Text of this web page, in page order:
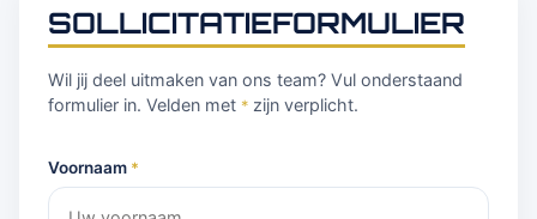
SOLLICITATIEFORMULIER
Wil jij deel uitmaken van ons team? Vul onderstaand
formulier in. Velden met * zijn verplicht.
Voornaam *